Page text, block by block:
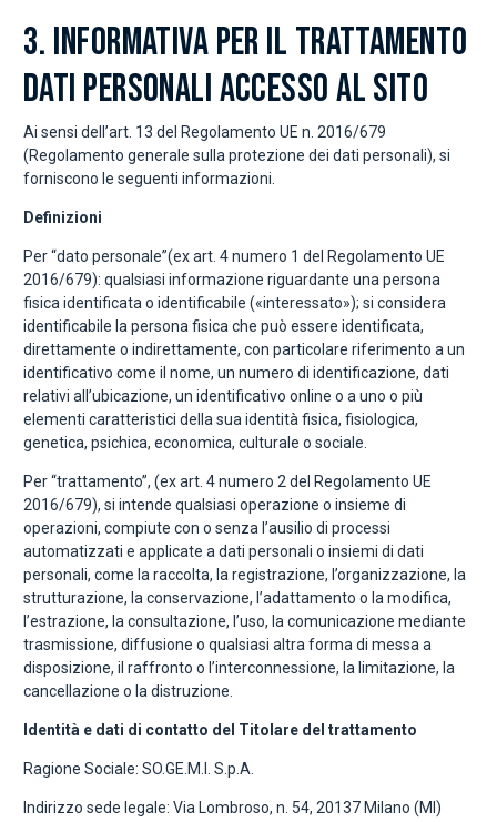
3. INFORMATIVA PER IL TRATTAMENTO
DATI PERSONALI ACCESSO AL SITO
Ai sensi dell’art. 13 del Regolamento UE n. 2016/679
(Regolamento generale sulla protezione dei dati personali), si
forniscono le seguenti informazioni.
Definizioni
Per “dato personale”(ex art. 4 numero 1 del Regolamento UE
2016/679): qualsiasi informazione riguardante una persona
fisica identificata o identificabile («interessato»); si considera
identificabile la persona fisica che può essere identificata,
direttamente o indirettamente, con particolare riferimento a un
identificativo come il nome, un numero di identificazione, dati
relativi all’ubicazione, un identificativo online o a uno o più
elementi caratteristici della sua identità fisica, fisiologica,
genetica, psichica, economica, culturale o sociale.
Per “trattamento”, (ex art. 4 numero 2 del Regolamento UE
2016/679), si intende qualsiasi operazione o insieme di
operazioni, compiute con o senza l’ausilio di processi
automatizzati e applicate a dati personali o insiemi di dati
personali, come la raccolta, la registrazione, l’organizzazione, la
strutturazione, la conservazione, l’adattamento o la modifica,
l’estrazione, la consultazione, l’uso, la comunicazione mediante
trasmissione, diffusione o qualsiasi altra forma di messa a
disposizione, il raffronto o l’interconnessione, la limitazione, la
cancellazione o la distruzione.
Identità e dati di contatto del Titolare del trattamento
Ragione Sociale: SO.GE.M.I. S.p.A.
Indirizzo sede legale: Via Lombroso, n. 54, 20137 Milano (MI)